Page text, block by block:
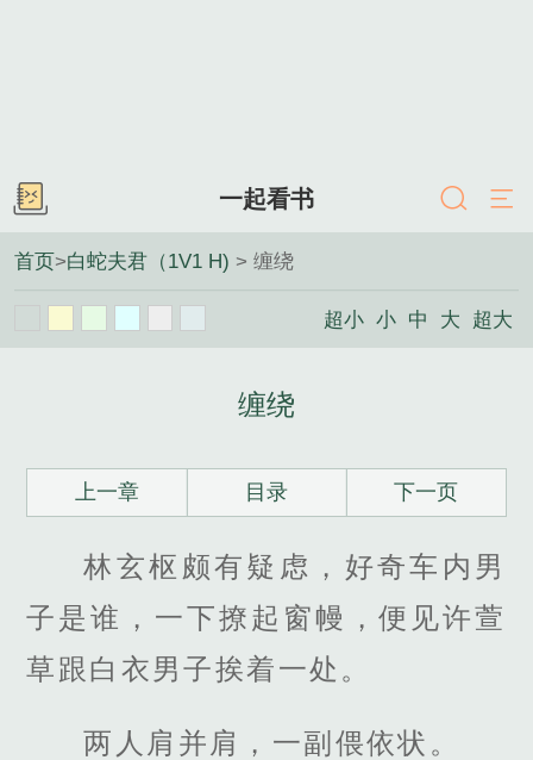
一起看书
首页>白蛇夫君（1V1 H) > 缠绕
超小 小 中 大 超大
缠绕
上一章 目录 下一页
林玄枢颇有疑虑，好奇车内男
子是谁，一下撩起窗幔，便见许萱
草跟白衣男子挨着一处。
两人肩并肩，一副偎依状。